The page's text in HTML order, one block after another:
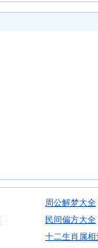
周公解梦大全
民间偏方大全
十二生肖属相